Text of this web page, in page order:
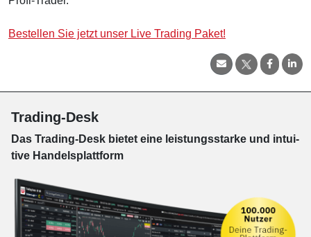
Bestellen Sie jetzt unser Live Trading Paket!
Trading-Desk
Das Trading-Desk bie­tet eine leis­tungs­star­ke und in­tui­
tive Han­dels­platt­form